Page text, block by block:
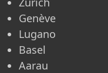
Genève
Lugano
Basel
Aarau